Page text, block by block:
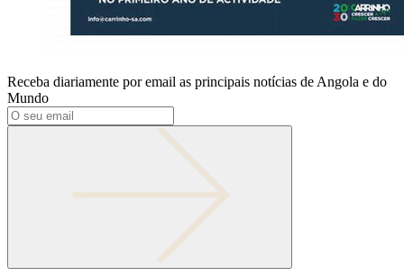
Receba diariamente por email as principais notícias de Angola e do
Mundo